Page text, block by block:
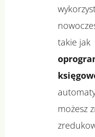
takie jak
możesz